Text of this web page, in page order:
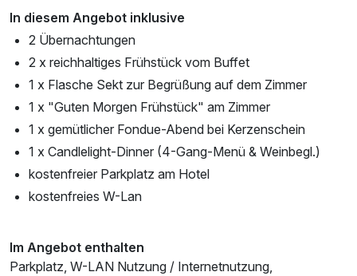
In diesem Angebot inklusive
2 Übernachtungen
2 x reichhaltiges Frühstück vom Buffet
1 x Flasche Sekt zur Begrüßung auf dem Zimmer
1 x "Guten Morgen Frühstück" am Zimmer
1 x gemütlicher Fondue-Abend bei Kerzenschein
1 x Candlelight-Dinner (4-Gang-Menü & Weinbegl.)
kostenfreier Parkplatz am Hotel
kostenfreies W-Lan
Im Angebot enthalten
Parkplatz, W-LAN Nutzung / Internetnutzung,